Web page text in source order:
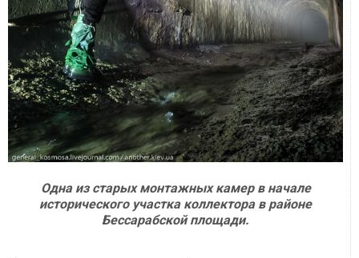
Одна из старых монтажных камер в начале
исторического участка коллектора в районе
Бессарабской площади.